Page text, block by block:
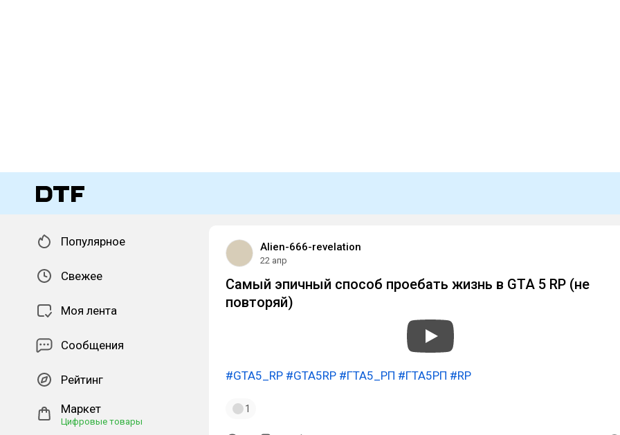
Популярное
Свежее
Моя лента
Сообщения
Рейтинг
Маркет
Цифровые товары
Alien-666-revelation
22 апр
Самый эпичный способ проебать жизнь в GTA 5 RP (не
повторяй)
#GTA5_RP #GTA5RP #ГТА5_РП #ГТА5РП #RP
1